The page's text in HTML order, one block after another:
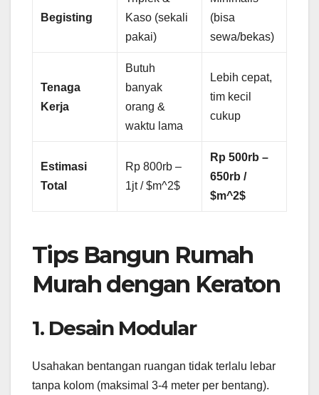
Begisting
Kaso (sekali
pakai)
(bisa
sewa/bekas)
Tenaga
Kerja
Butuh
banyak
orang &
waktu lama
Lebih cepat,
tim kecil
cukup
Estimasi
Total
Rp 800rb –
1jt / $m^2$
Rp 500rb –
650rb /
$m^2$
Tips Bangun Rumah
Murah dengan Keraton
1. Desain Modular
Usahakan bentangan ruangan tidak terlalu lebar
tanpa kolom (maksimal 3-4 meter per bentang).